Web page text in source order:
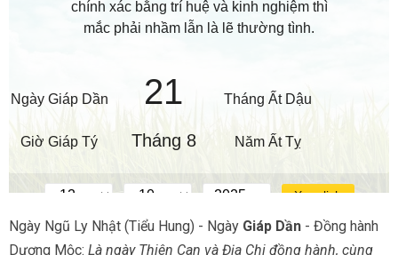
Ngày Ngũ Ly Nhật (Tiểu Hung) - Ngày Giáp Dần - Đồng hành
Dương Mộc: Là ngày Thiên Can và Địa Chi đồng hành, cùng